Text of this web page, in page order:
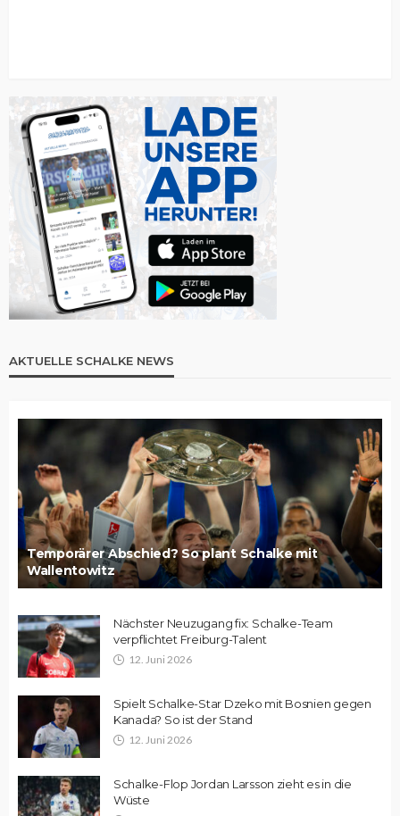
AKTUELLE SCHALKE NEWS
Temporärer Abschied? So plant Schalke mit
Wallentowitz
Nächster Neuzugang fix: Schalke-Team
verpflichtet Freiburg-Talent
12. Juni 2026
Spielt Schalke-Star Dzeko mit Bosnien gegen
Kanada? So ist der Stand
12. Juni 2026
Schalke-Flop Jordan Larsson zieht es in die
Wüste